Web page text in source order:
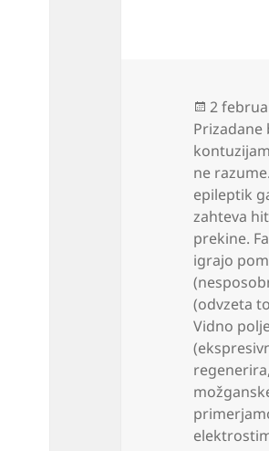
dne
2
Prizadane
ne
epileptik
zahteva
prekine.
igrajo
(odvzeta
Vidno
regenerira